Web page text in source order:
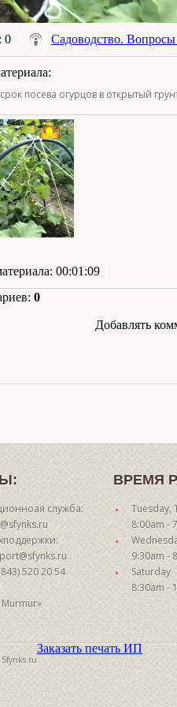
: 0 Садоводство.
:
посева огурцов в открытый
: 00:01:09
: 0
Добавлять
служба:
520 20 54
ВРЕМЯ
Tuesday,
8:00am -
9:30am -
Saturday
8:30am -
Заказать печать ИП